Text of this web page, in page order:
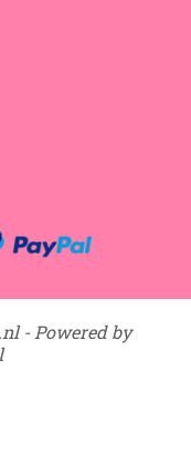
- Powered by